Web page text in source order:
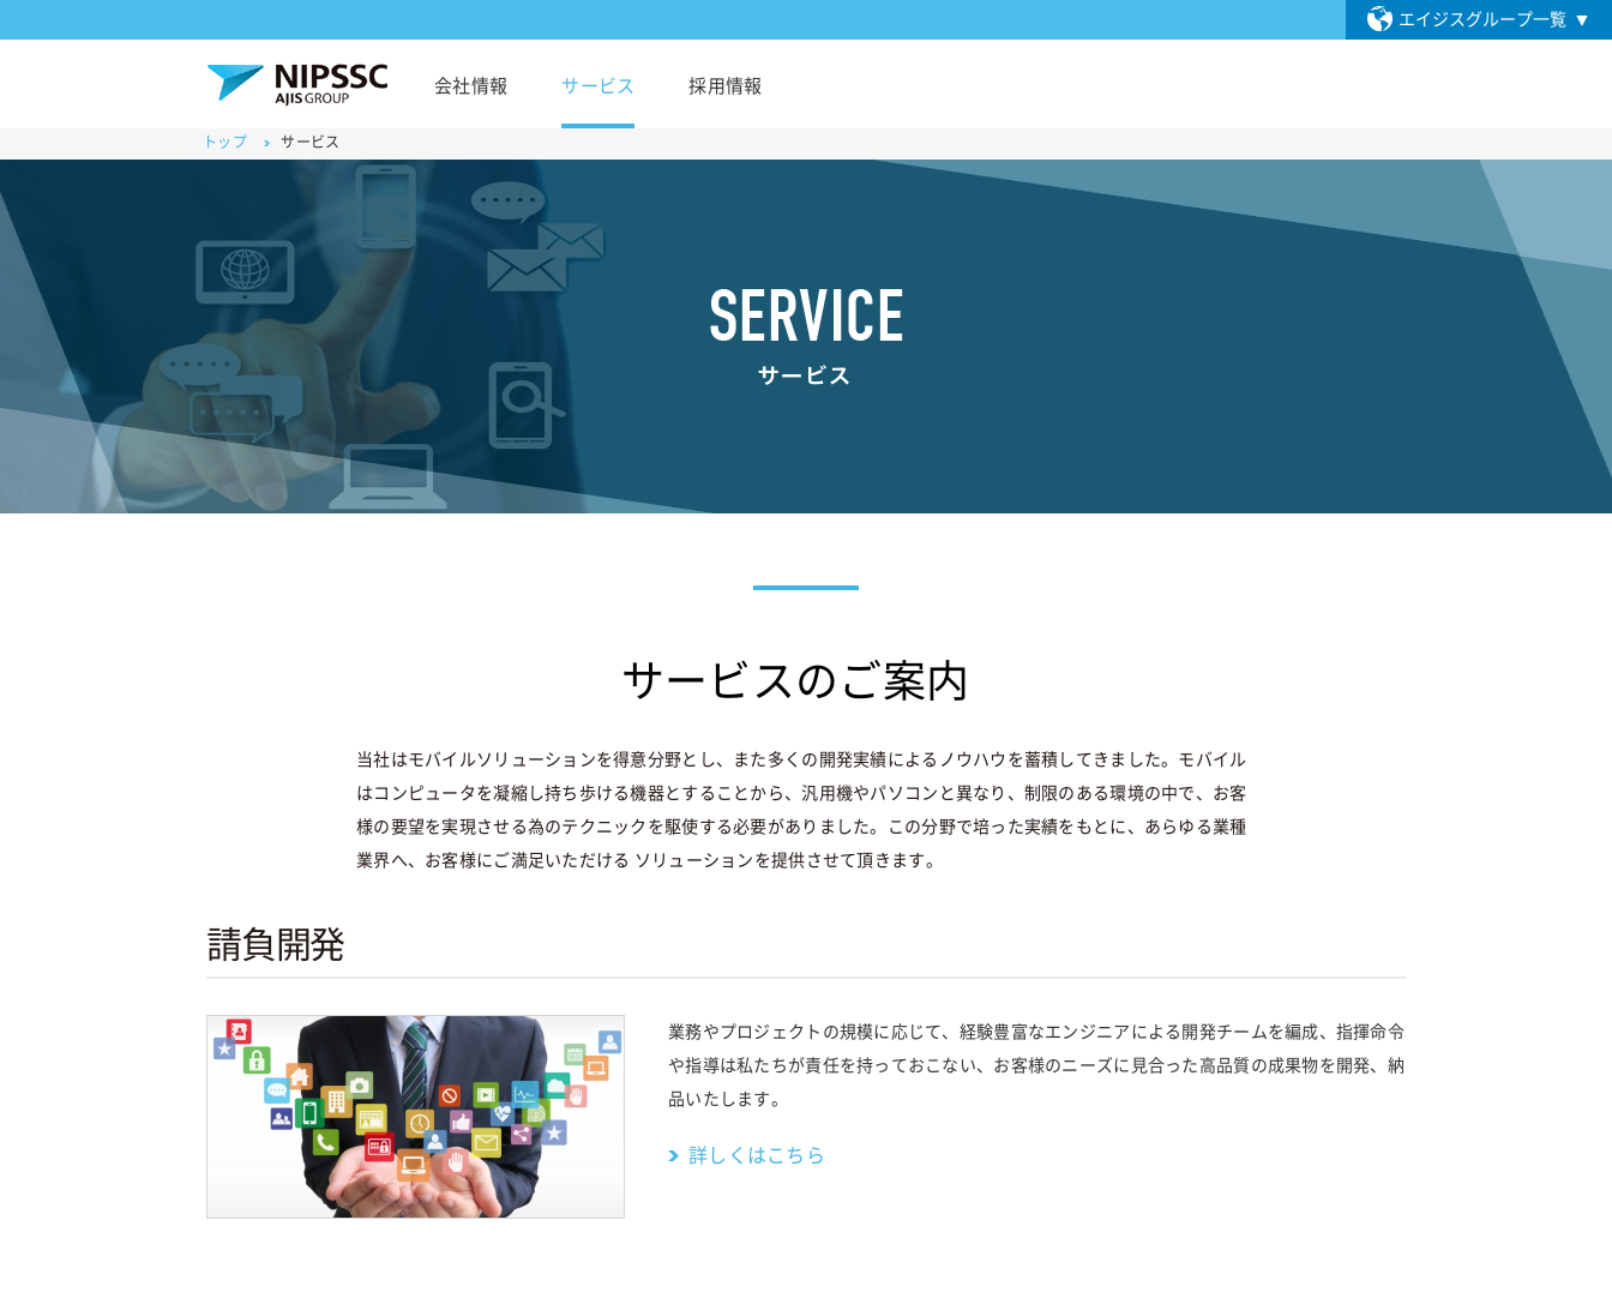
エイジスグループ一覧
会社情報 サービス 採用情報
トップ サービス
サービスのご案内
当社はモバイルソリューションを得意分野とし、また多くの開発実績によるノウハウを蓄積してきました。モバイル
はコンピュータを凝縮し持ち歩ける機器とすることから、汎用機やパソコンと異なり、制限のある環境の中で、お客
様の要望を実現させる為のテクニックを駆使する必要がありました。この分野で培った実績をもとに、あらゆる業種
業界へ、お客様にご満足いただける ソリューションを提供させて頂きます。
請負開発
業務やプロジェクトの規模に応じて、経験豊富なエンジニアによる開発チームを編成、指揮命令
や指導は私たちが責任を持っておこない、お客様のニーズに見合った高品質の成果物を開発、納
品いたします。
詳しくはこちら